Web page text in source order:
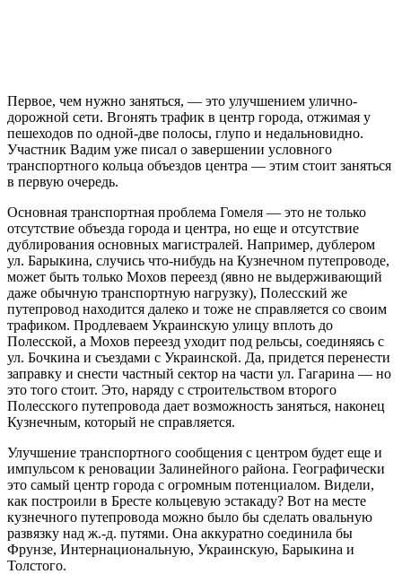
Первое, чем нужно заняться, — это улучшением улично-
дорожной сети. Вгонять трафик в центр города, отжимая у
пешеходов по одной-две полосы, глупо и недальновидно.
Участник Вадим уже писал о завершении условного
транспортного кольца объездов центра — этим стоит заняться
в первую очередь.
Основная транспортная проблема Гомеля — это не только
отсутствие объезда города и центра, но еще и отсутствие
дублирования основных магистралей. Например, дублером
ул. Барыкина, случись что-нибудь на Кузнечном путепроводе,
может быть только Мохов переезд (явно не выдерживающий
даже обычную транспортную нагрузку), Полесский же
путепровод находится далеко и тоже не справляется со своим
трафиком. Продлеваем Украинскую улицу вплоть до
Полесской, а Мохов переезд уходит под рельсы, соединяясь с
ул. Бочкина и съездами с Украинской. Да, придется перенести
заправку и снести частный сектор на части ул. Гагарина — но
это того стоит. Это, наряду с строительством второго
Полесского путепровода дает возможность заняться, наконец
Кузнечным, который не справляется.
Улучшение транспортного сообщения с центром будет еще и
импульсом к реновации Залинейного района. Географически
это самый центр города с огромным потенциалом. Видели,
как построили в Бресте кольцевую эстакаду? Вот на месте
кузнечного путепровода можно было бы сделать овальную
развязку над ж.-д. путями. Она аккуратно соединила бы
Фрунзе, Интернациональную, Украинскую, Барыкина и
Толстого.